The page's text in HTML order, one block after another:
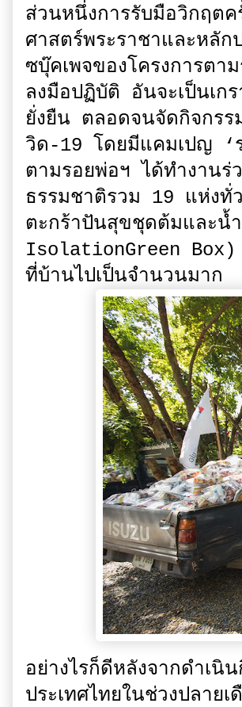
ส่วนหนึ่งการรับมือวิกฤตค
ศาสตร์พระราชาและหลัก
ซบุ๊คเพจของโครงการตา
ลงมือปฏิบัติ อันจะเป็นเก
ยั่งยืน ตลอดจนจัดกิจกรร
วิด-19 โดยมีแคมเปญ ‘
ตามรอยพ่อฯ ได้ทำงานร่
ธรรมชาติรวม 19 แห่งทั่
ตะกร้าปันสุขชุดต้มและน้
IsolationGreen Box)
ที่บ้านไปเป็นจำนวนมาก
อย่างไรก็ดีหลังจากดำเ
ประเทศไทยในช่วงปลาย